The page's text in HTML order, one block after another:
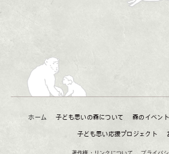
ホーム 子ども思いの森について 森のイベント
子ども思い応援プロジェクト
著作権・リンクについて プライバ